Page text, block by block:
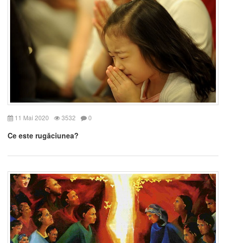
11 Mai 2020 3532 0
Ce este rugăciunea?